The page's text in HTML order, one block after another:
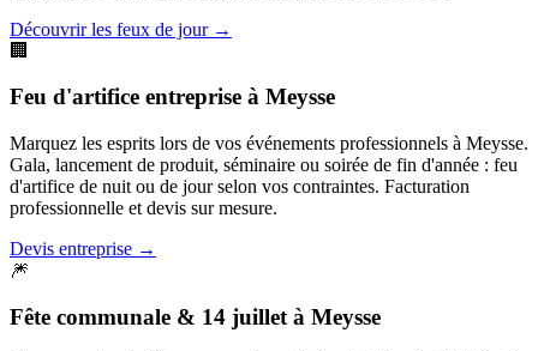
Découvrir les feux de jour→
🏢
Feu d'artifice entreprise à Meysse
Marquez les esprits lors de vos événements professionnels à Meysse.
Gala, lancement de produit, séminaire ou soirée de fin d'année : feu
d'artifice de nuit ou de jour selon vos contraintes. Facturation
professionnelle et devis sur mesure.
Devis entreprise →
🎆
Fête communale & 14 juillet à Meysse